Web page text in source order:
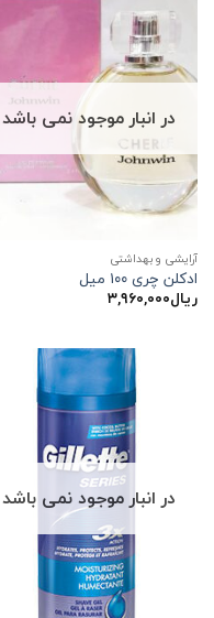
در انبار موجود نمی باشد
آرایشی و بهداشتی
ادکلن چری ۱۰۰ میل
ریال۳,۹۶۰,۰۰۰
در انبار موجود نمی باشد